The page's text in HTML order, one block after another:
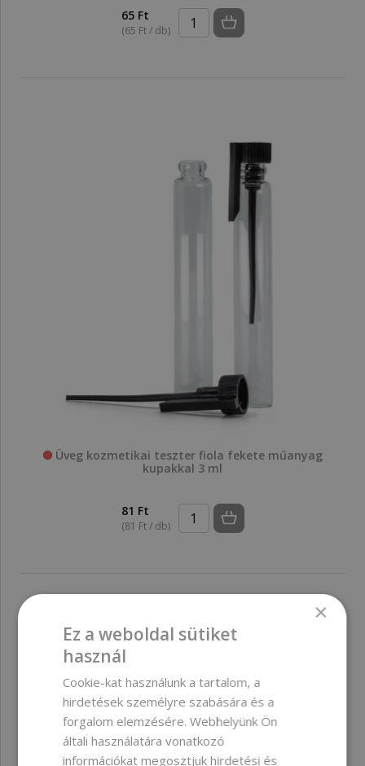
65 Ft
(65 Ft / db)
Üveg kozmetikai teszter fiola fekete műanyag
kupakkal 3 ml
81 Ft
(81 Ft / db)
×
Ez a weboldal sütiket
használ
Cookie-kat használunk a tartalom, a
hirdetések személyre szabására és a
forgalom elemzésére. Webhelyünk Ön
általi használatára vonatkozó
információkat megosztjuk hirdetési és